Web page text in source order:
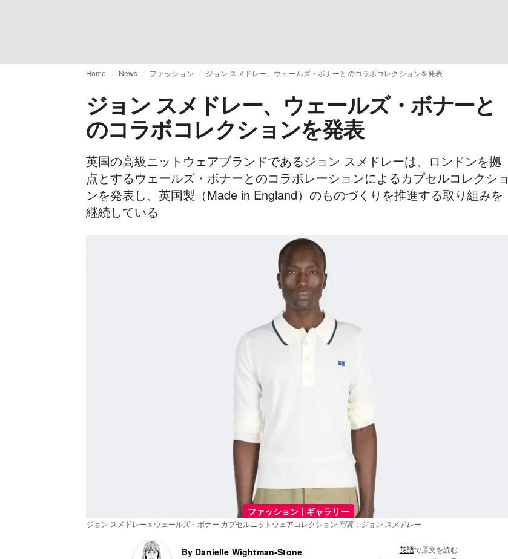
Home News ファッション ジョン スメドレー、ウェールズ・ボナーとのコラボコレクションを発表
ジョン スメドレー、ウェールズ・ボナーと
のコラボコレクションを発表
英国の高級ニットウェアブランドであるジョン スメドレーは、ロンドンを拠
点とするウェールズ・ボナーとのコラボレーションによるカプセルコレクショ
ンを発表し、英国製（Made in England）のものづくりを推進する取り組みを
継続している
ファッション | ギャラリー
ジョン スメドレー x ウェールズ・ボナー カプセルニットウェアコレクション 写真：ジョン スメドレー
By Danielle Wightman-Stone 英語で原文を読む